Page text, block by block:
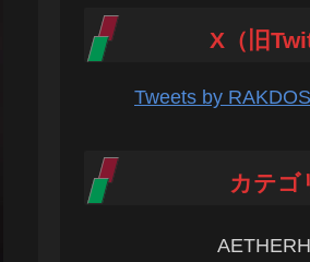
X（旧
Tweets by
カテゴ